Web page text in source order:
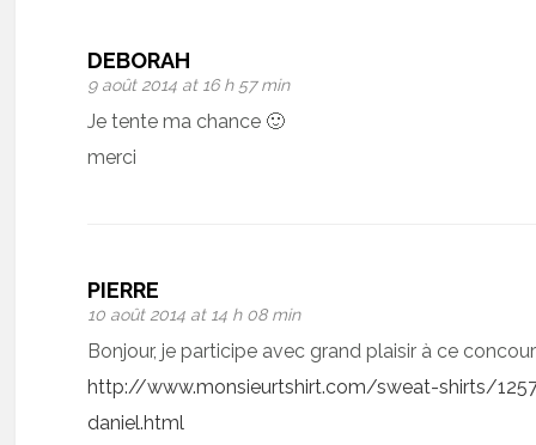
DEBORAH
9 août 2014 at 16 h 57 min
Je tente ma chance 🙂
merci
PIERRE
10 août 2014 at 14 h 08 min
Bonjour, je participe avec grand plaisir à ce
http://www.monsieurtshirt.com/sweat-shirts/
daniel.html